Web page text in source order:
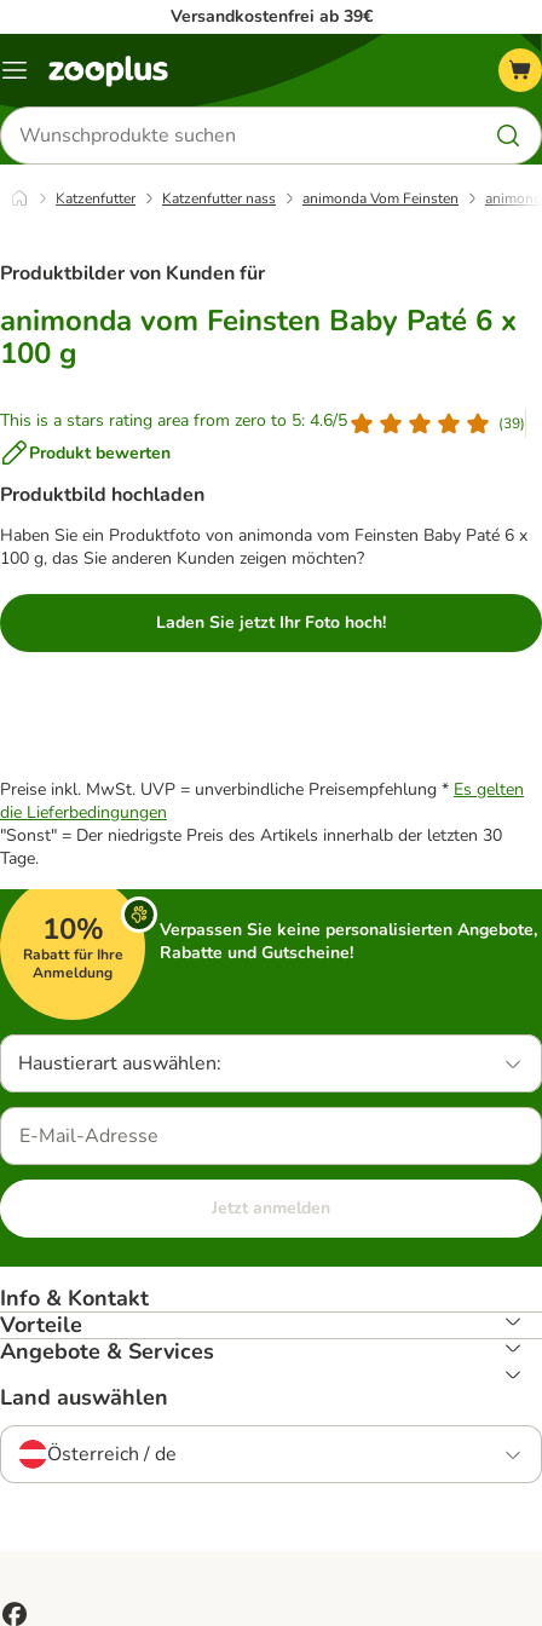
Versandkostenfrei ab 39€
Menü
Produkte
suchen
Katzenfutter Katzenfutter nass animonda Vom Feinsten
Produktbilder von Kunden für
animonda vom Feinsten Baby Paté 6 x
100 g
This is a stars rating area from zero to 5: 4.6/5 (39)
Produkt bewerten
Produktbild hochladen
Haben Sie ein Produktfoto von animonda vom Feinsten Baby Paté 6 x
100 g, das Sie anderen Kunden zeigen möchten?
Laden Sie jetzt Ihr Foto hoch!
Preise inkl. MwSt. UVP = unverbindliche Preisempfehlung * Es gelten
die Lieferbedingungen
"Sonst" = Der niedrigste Preis des Artikels innerhalb der letzten 30
Tage.
10%
Rabatt für Ihre
Anmeldung
Verpassen Sie keine personalisierten Angebote,
Rabatte und Gutscheine!
Haustierart auswählen:
Jetzt anmelden
Info & Kontakt
Vorteile
Angebote & Services
Land auswählen
Österreich / de